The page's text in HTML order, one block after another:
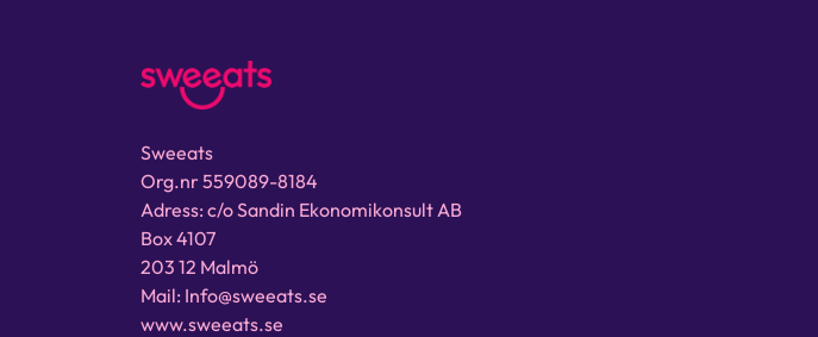
Sweeats
Org.nr 559089-8184
Adress: c/o Sandin Ekonomikonsult AB
Box 4107
203 12 Malmö
Mail: Info@sweeats.se
www.sweeats.se